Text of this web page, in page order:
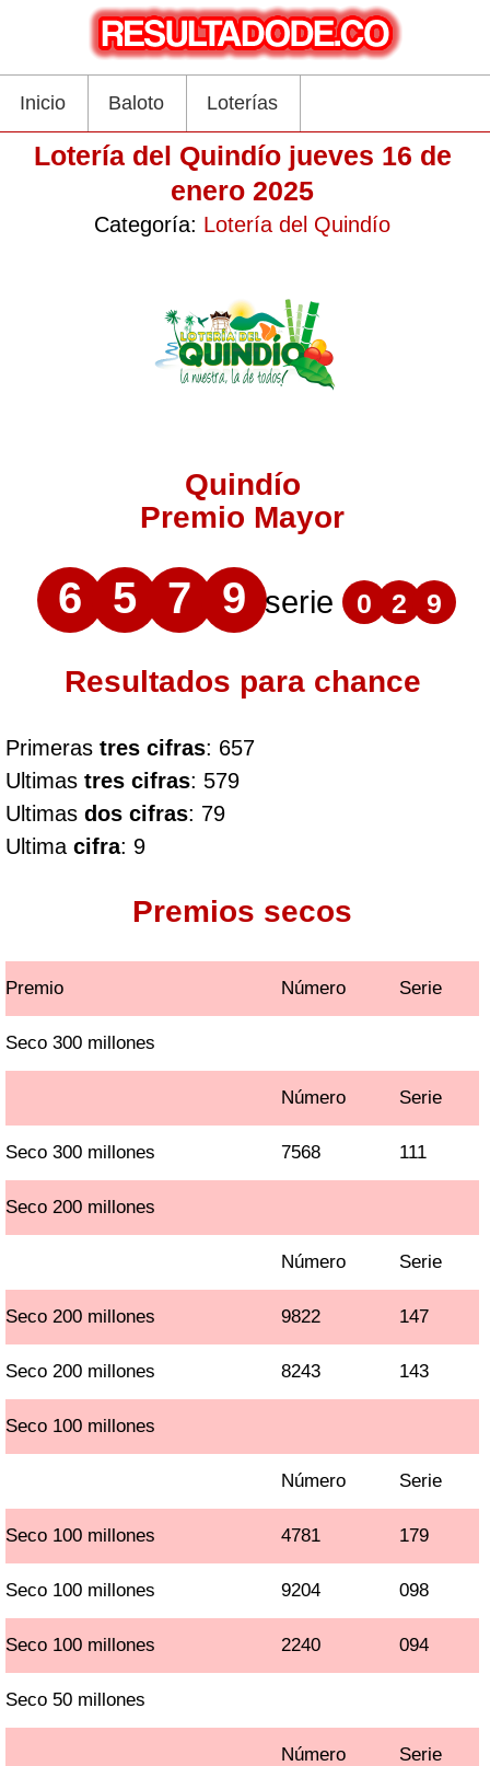
Inicio Baloto Loterías
Lotería del Quindío jueves 16 de
enero 2025
Categoría: Lotería del Quindío
Quindío
Premio Mayor
6 5 7 9 serie 0 2 9
Resultados para chance
Primeras tres cifras: 657
Ultimas tres cifras: 579
Ultimas dos cifras: 79
Ultima cifra: 9
Premios secos
Premio Número Serie
Seco 300 millones
Número Serie
Seco 300 millones 7568 111
Seco 200 millones
Número Serie
Seco 200 millones 9822 147
Seco 200 millones 8243 143
Seco 100 millones
Número Serie
Seco 100 millones 4781 179
Seco 100 millones 9204 098
Seco 100 millones 2240 094
Seco 50 millones
Número Serie